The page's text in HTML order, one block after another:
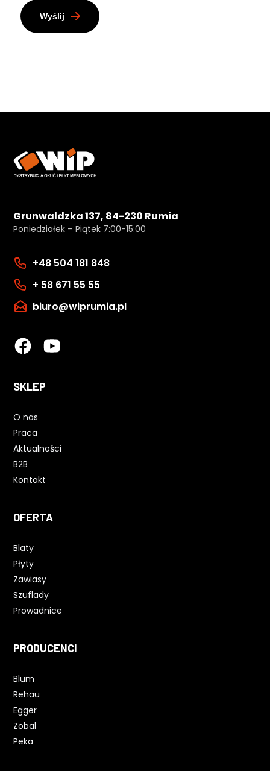
Wyślij
Grunwaldzka 137, 84-230 Rumia
Poniedziałek – Piątek 7:00-15:00
+48 504 181 848
+ 58 671 55 55
biuro@wiprumia.pl
SKLEP
O nas
Praca
Aktualności
B2B
Kontakt
OFERTA
Blaty
Płyty
Zawiasy
Szuflady
Prowadnice
PRODUCENCI
Blum
Rehau
Egger
Zobal
Peka